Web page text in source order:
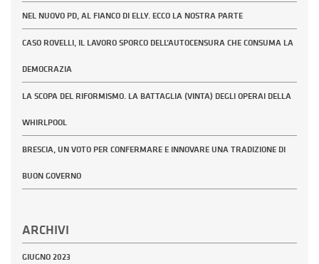
NEL NUOVO PD, AL FIANCO DI ELLY. ECCO LA NOSTRA PARTE
CASO ROVELLI, IL LAVORO SPORCO DELL’AUTOCENSURA CHE CONSUMA LA
DEMOCRAZIA
LA SCOPA DEL RIFORMISMO. LA BATTAGLIA (VINTA) DEGLI OPERAI DELLA
WHIRLPOOL
BRESCIA, UN VOTO PER CONFERMARE E INNOVARE UNA TRADIZIONE DI
BUON GOVERNO
ARCHIVI
GIUGNO 2023